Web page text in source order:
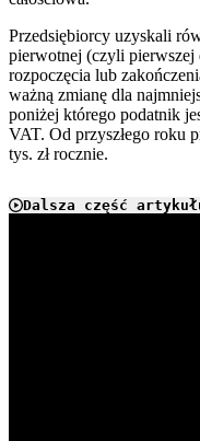
Przedsiębiorcy uzyskali
pierwotnej (czyli
rozpoczęcia lub
ważną zmianę dla
poniżej którego podatnik
VAT. Od przyszłego roku
tys. zł rocznie.
Dalsza część